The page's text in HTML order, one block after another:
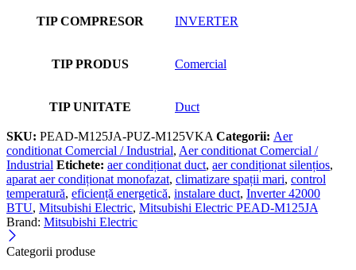
TIP COMPRESOR INVERTER
TIP PRODUS Comercial
TIP UNITATE Duct
SKU: PEAD-M125JA-PUZ-M125VKA Categorii: Aer
conditionat Comercial / Industrial, Aer conditionat Comercial /
Industrial Etichete: aer condiționat duct, aer condiționat silențios,
aparat aer condiționat monofazat, climatizare spații mari, control
temperatură, eficiență energetică, instalare duct, Inverter 42000
BTU, Mitsubishi Electric, Mitsubishi Electric PEAD-M125JA
Brand: Mitsubishi Electric
Categorii produse